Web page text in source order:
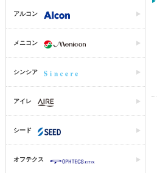
アルコン
メニコン
シンシア
アイレ
シード
オフテクス